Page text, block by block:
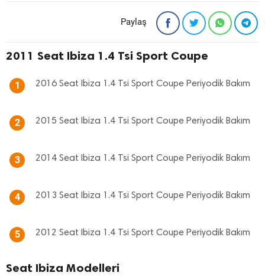
Paylaş
2011 Seat Ibiza 1.4 Tsi Sport Coupe
1 2016 Seat Ibiza 1.4 Tsi Sport Coupe Periyodik Bakım
2 2015 Seat Ibiza 1.4 Tsi Sport Coupe Periyodik Bakım
3 2014 Seat Ibiza 1.4 Tsi Sport Coupe Periyodik Bakım
4 2013 Seat Ibiza 1.4 Tsi Sport Coupe Periyodik Bakım
5 2012 Seat Ibiza 1.4 Tsi Sport Coupe Periyodik Bakım
Seat Ibiza Modelleri